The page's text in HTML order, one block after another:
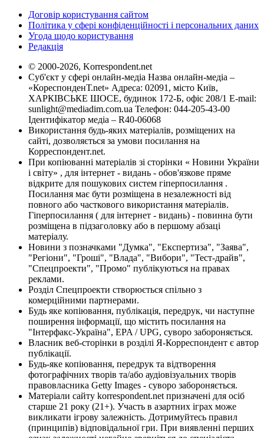
Договір користування сайтом
Політика у сфері конфіденційності і персональних даних
Угода щодо користування
Редакція
© 2000-2026, Korrespondent.net
Суб'єкт у сфері онлайн-медіа Назва онлайн-медіа –
«КореспонденТ.net» Адреса: 02091, місто Київ,
ХАРКІВСЬКЕ ШОСЕ, будинок 172-Б, офіс 208/1 E-mail:
sunlight@mediadim.com.ua Телефон: 044-205-43-00
Ідентифікатор медіа – R40-06068
Використання будь-яких матеріалів, розміщених на
сайті, дозволяється за умови посилання на
Корреспондент.net.
При копіюванні матеріалів зі сторінки « Новини України
і світу» , для інтернет - видань - обов'язкове пряме
відкрите для пошукових систем гіперпосилання .
Посилання має бути розміщена в незалежності від
повного або часткового використання матеріалів.
Гіперпосилання ( для інтернет - видань) - повинна бути
розміщена в підзаголовку або в першому абзаці
матеріалу.
Новини з позначками "Думка", "Експертиза", "Заява",
"Регіони", "Гроші", "Влада", "Вибори", "Тест-драйв",
"Спецпроекти", "Промо" публікуються на правах
реклами.
Розділ Спецпроекти створюється спільно з
комерційними партнерами.
Будь яке копіювання, публікація, передрук, чи наступне
поширення інформації, що містить посилання на
"Інтерфакс-Україна", EPA / UPG, суворо забороняється.
Власник веб-сторінки в розділі Я-Корреспондент є автор
публікації.
Будь-яке копіювання, передрук та відтворення
фотографічних творів та/або аудіовізуальних творів
правовласника Getty Images - суворо забороняється.
Матеріали сайту korrespondent.net призначені для осіб
старше 21 року (21+). Участь в азартних іграх може
викликати ігрову залежність. Дотримуйтесь правил
(принципів) відповідальної гри. При виявленні перших